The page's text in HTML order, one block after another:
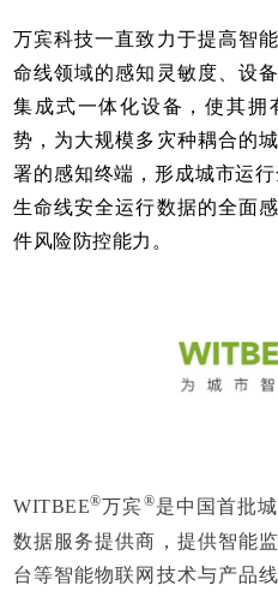
万宾科技一直致力于提高智
命线领域的感知灵敏度、设
集成式一体化设备，使其拥
势，为大规模多灾种耦合的
署的感知终端，形成城市运
生命线安全运行数据的全面
件风险防控能力。
WITBEE®万宾®是中国首批
数据服务提供商，提供智能
台等智能物联网技术与产品